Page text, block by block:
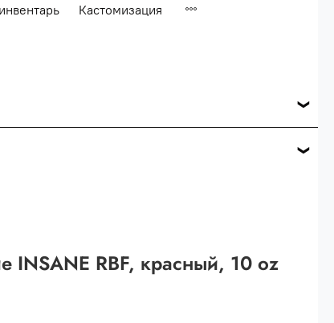
Кастомизация
INSANE RBF, красный, 10 oz